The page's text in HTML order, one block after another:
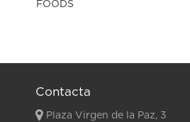
Contacta
Plaza Virgen de la Paz, 3